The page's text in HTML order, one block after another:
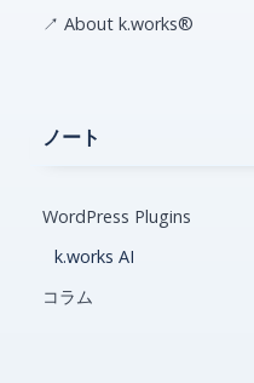
↗ About k.works®
ノート
WordPress Plugins
k.works AI
コラム